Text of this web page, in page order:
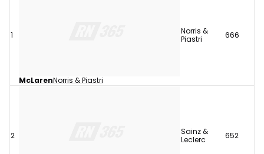
1
McLarenNorris & Piastri
Norris &
Piastri
666
2
Sainz &
Leclerc
652